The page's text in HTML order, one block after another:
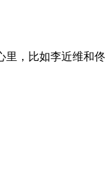
里，比如李近维和佟